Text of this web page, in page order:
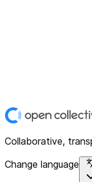
Collaborative,
Change language